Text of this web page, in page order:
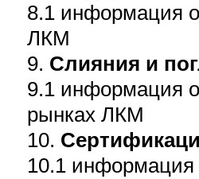
8.1 информация
ЛКМ
9. Слияния и
9.1 информация
рынках ЛКМ
10.
10.1